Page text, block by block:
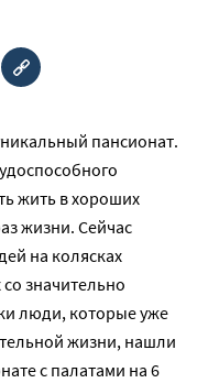
пансионат.
жить в хороших
жизни. Сейчас
на колясках
значительно
люди, которые уже
жизни, нашли
с палатами на 6